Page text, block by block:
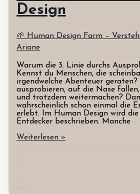
Design
🌱 Human Design Farm –
Ariane
Warum die 3. Linie durchs
Kennst du Menschen, die
irgendwelche Abenteuer
ausprobieren, auf die Nase
und trotzdem weitermachen?
wahrscheinlich schon einmal die
erlebt. Im Human Design wird
Entdecker beschrieben. Manche
Die
Weiterlesen »